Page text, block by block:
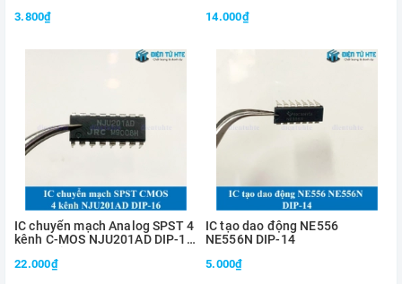
3.800₫ 14.000₫
IC chuyển mạch Analog SPST 4
kênh C-MOS NJU201AD DIP-16
22.000₫
IC tạo dao động NE556
NE556N DIP-14
5.000₫